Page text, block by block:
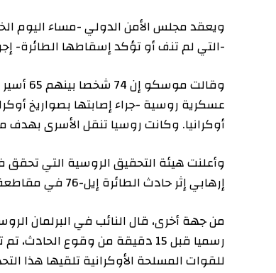
ويعقد مجلس الأمن الدولي -مساء اليوم
-التي لم تنف أو تؤكد إسقاطها الطائرة- إجراء
وقالت موسكو
عسكرية روسية -جراء إصابتها بصواريخ
أوكرانيا. وكانت روسيا تنقل الأسرى بهدف
وأعلنت هيئة التحقيق الروسية التي تحقق في
إرهابي إثر حادث الطائرة إيل-76 في مقاطعة بيلغورود”.
من جهة أخرى، قال النائب في البرلمان الروسي
رسميا قبل 15 دقيقة من وقوع الحادث،
للقوات المسلحة الأوكرانية تلقيها هذا التحذير”.